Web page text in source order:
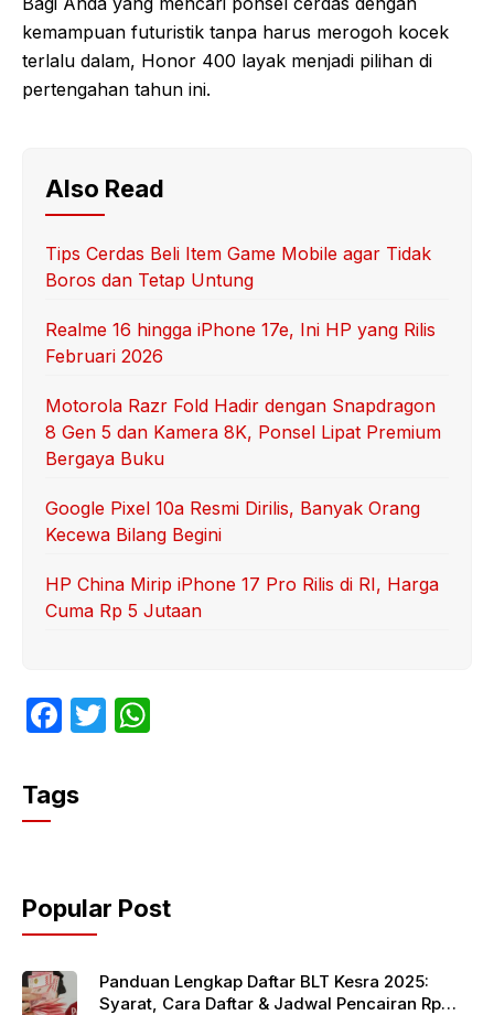
kemampuan futuristik tanpa harus merogoh kocek
terlalu dalam, Honor 400 layak menjadi pilihan di
pertengahan tahun ini.
Also Read
Tips Cerdas Beli Item Game Mobile agar Tidak
Boros dan Tetap Untung
Realme 16 hingga iPhone 17e, Ini HP yang Rilis
Februari 2026
Motorola Razr Fold Hadir dengan Snapdragon
8 Gen 5 dan Kamera 8K, Ponsel Lipat Premium
Bergaya Buku
Google Pixel 10a Resmi Dirilis, Banyak Orang
Kecewa Bilang Begini
HP China Mirip iPhone 17 Pro Rilis di RI, Harga
Cuma Rp 5 Jutaan
F
c
e
o
o
k
T
p
p
Tags
Popular Post
Panduan Lengkap Daftar BLT Kesra 2025:
Syarat, Cara Daftar & Jadwal Pencairan Rp